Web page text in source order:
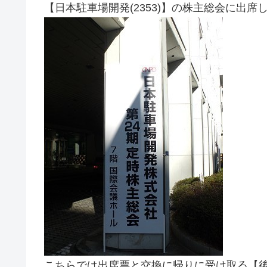
【日本駐車場開発(2353)】の株主総会に出席